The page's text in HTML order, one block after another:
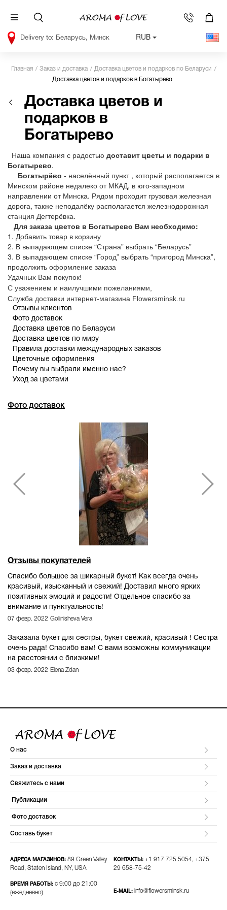
Беларусь, Минск RUB
Главная Заказ и доставка
Доставка цветов и подарков по Беларуси
Доставка цветов и подарков в Богатырево
Доставка цветов и
подарков в
Богатырево
Наша компания с радостью доставит цветы и подарки в
Богатырево.
Богатырёво - населённый пункт , который располагается в
Минском районе недалеко от МКАД, в юго-западном
направлении от Минска. Рядом проходит грузовая железная
дорога, также неподалёку располагается железнодорожная
станция Дегтерёвка.
Для заказа цветов в Богатырево Вам необходимо:
1. Добавить товар в корзину
2. В выпадающем списке “Страна” выбрать “Беларусь”
3. В выпадающем списке “Город” выбрать “пригород Минска”,
продолжить оформление заказа
Удачных Вам покупок!
С уважением и наилучшими пожеланиями,
Служба доставки интернет-магазина Flowersminsk.ru
Отзывы клиентов
Фото доставок
Доставка цветов по Беларуси
Доставка цветов по миру
Правила доставки международных заказов
Цветочные оформления
Почему вы выбрали именно нас?
Уход за цветами
Фото доставок
Отзывы покупателей
Спасибо большое за шикарный букет! Как всегда очень
красивый, изысканный и свежий! Доставил много ярких
позитивных эмоций и радости! Отдельное спасибо за
внимание и пунктуальность!
07 февр. 2022 Golinisheva Vera
Заказала букет для сестры, букет свежий, красивый ! Сестра
очень рада! Спасибо вам! С вами возможны коммуникации
на расстоянии с близкими!
03 февр. 2022 Elena Zdan
О нас
Заказ и доставка
Свяжитесь с нами
Публикации
Фото доставок
Составь букет
АДРЕСА МАГАЗИНОВ: 89 Green Valley
Road, Staten Island, NY, USA
ВРЕМЯ РАБОТЫ: с 9:00 до 21:00
(ежедневно)
КОНТАКТЫ: +1 917 725 5054, +375
29 658-75-42​
E-MAIL: info@flowersminsk.ru